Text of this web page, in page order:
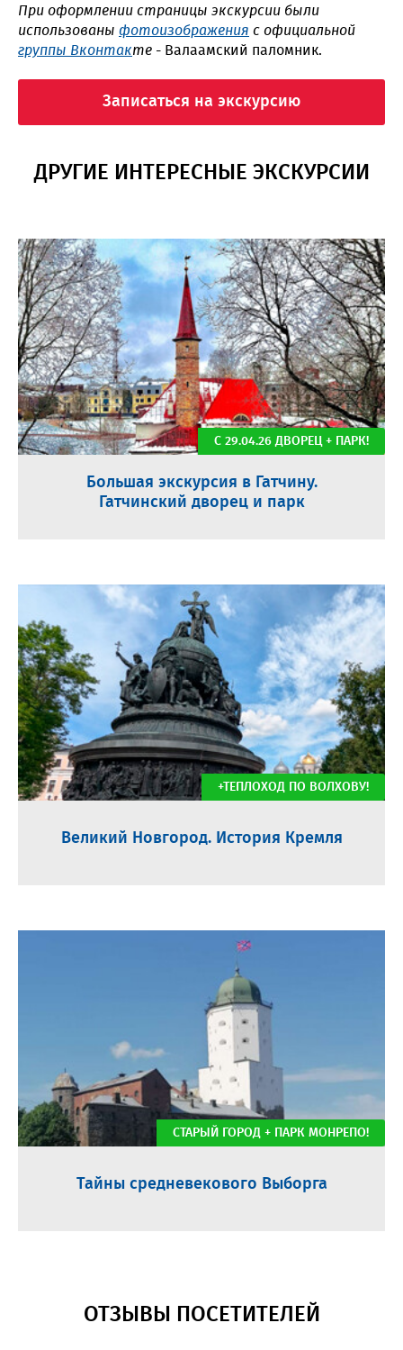
При оформлении страницы экскурсии были
использованы фотоизображения с официальной
группы Вконтакте - Валаамский паломник.
Записаться на экскурсию
ДРУГИЕ ИНТЕРЕСНЫЕ ЭКСКУРСИИ
Большая экскурсия в Гатчину.
Гатчинский дворец и парк
С 29.04.26 ДВОРЕЦ + ПАРК!
Великий Новгород. История Кремля
+ТЕПЛОХОД ПО ВОЛХОВУ!
Тайны средневекового Выборга
СТАРЫЙ ГОРОД + ПАРК МОНРЕПО!
ОТЗЫВЫ ПОСЕТИТЕЛЕЙ